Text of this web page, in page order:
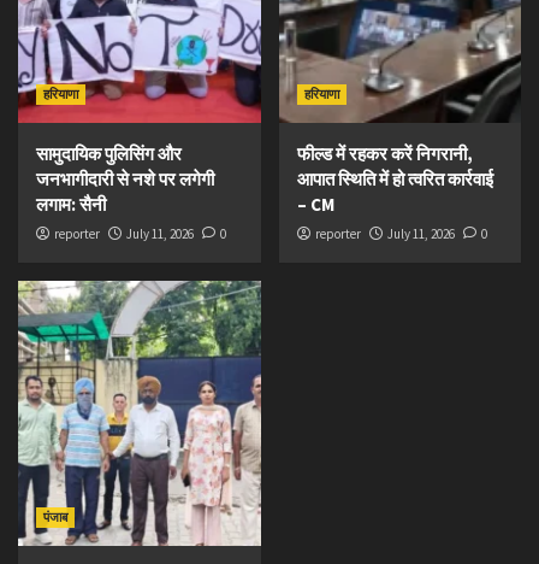
हरियाणा
सामुदायिक पुलिसिंग और
जनभागीदारी से नशे पर लगेगी
लगाम: सैनी
reporter July 11, 2026 0
हरियाणा
फील्ड में रहकर करें निगरानी,
आपात स्थिति में हो त्वरित कार्रवाई
– CM
reporter July 11, 2026 0
पंजाब